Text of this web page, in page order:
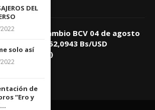
Tasa de Cambio BCV 04 de agosto
de 2026: 752,0943 Bs/USD
(+0,4418%)
04/08/2026
DEL
solo así
de
“Ero y